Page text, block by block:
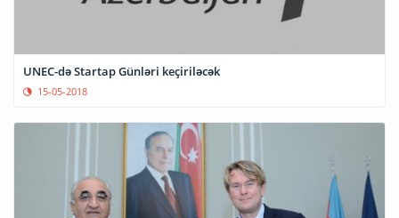
UNEC-də Startap Günləri keçiriləcək
15-05-2018